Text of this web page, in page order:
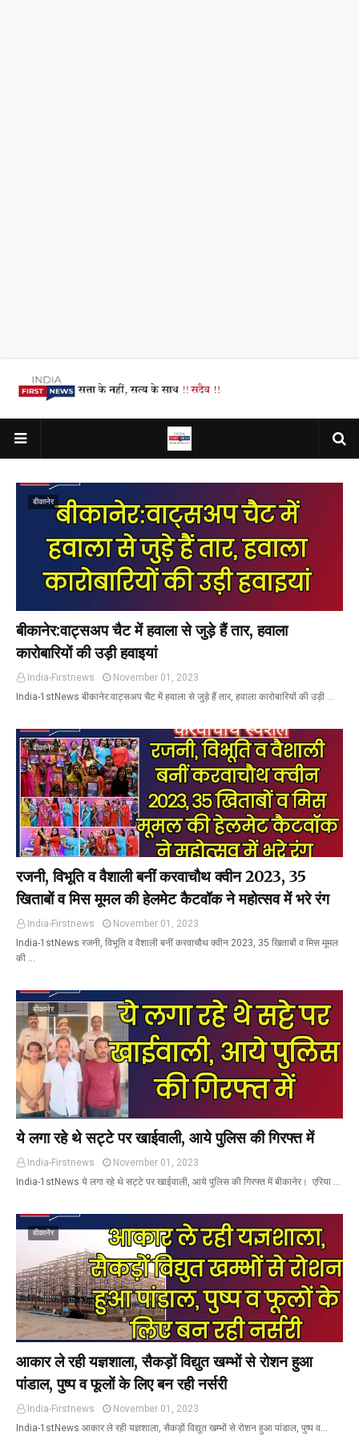
बीकानेर
बीकानेर:वाट्सअप चैट में हवाला से जुड़े हैं तार, हवाला
कारोबारियों की उड़ी हवाइयां
India-Firstnews
November 01, 2023
India-1stNews बीकानेर:वाट्सअप चैट में हवाला से जुड़े हैं तार, हवाला कारोबारियों की उड़ी …
बीकानेर
रजनी, विभूति व वैशाली बनीं करवाचौथ क्वीन 2023, 35
खिताबों व मिस मूमल की हेलमेट कैटवॉक ने महोत्सव में भरे रंग
India-Firstnews
November 01, 2023
India-1stNews रजनी, विभूति व वैशाली बनीं करवाचौथ क्वीन 2023, 35 खिताबों व मिस मूमल
की …
बीकानेर
ये लगा रहे थे सट्टे पर खाईवाली, आये पुलिस की गिरफ्त में
India-Firstnews
November 01, 2023
India-1stNews ये लगा रहे थे सट्टे पर खाईवाली, आये पुलिस की गिरफ्त में बीकानेर। एरिया …
बीकानेर
आकार ले रही यज्ञशाला, सैकड़ों विद्युत खम्भों से रोशन हुआ
पांडाल, पुष्प व फूलों के लिए बन रही नर्सरी
India-Firstnews
November 01, 2023
India-1stNews आकार ले रही यज्ञशाला, सैकड़ों विद्युत खम्भों से रोशन हुआ पांडाल, पुष्प व…